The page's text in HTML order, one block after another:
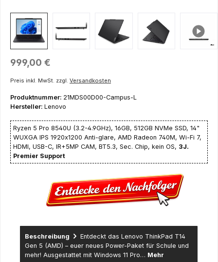
Regulärer Preis:
999,00 €
Preis inkl. MwSt. zzgl. Versandkosten
Produktnummer: 21MDS00D00-Campus-L
Hersteller: Lenovo
Ryzen 5 Pro 8540U (3.2-4.9GHz), 16GB, 512GB NVMe SSD, 14"
WUXGA IPS 1920x1200 Anti-glare, AMD Radeon 740M, Wi-Fi 7,
HDMI, USB-C, IR+5MP CAM, BT5.3, Sec. Chip, kein OS, 3J.
Premier Support
Beschreibung
Entdeckt das Lenovo ThinkPad T14
Gen 5 (AMD) – euer neues Power-Paket für Schule und
mehr! Ausgestattet mit Windows 11 Pro… Mehr